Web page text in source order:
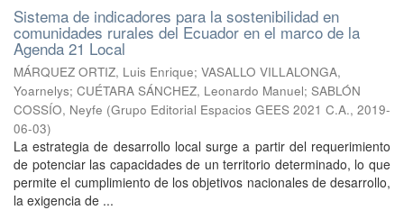
Sistema de indicadores para la sostenibilidad en
comunidades rurales del Ecuador en el marco de la
Agenda 21 Local
MÁRQUEZ ORTIZ, Luis Enrique; VASALLO VILLALONGA,
Yoarnelys; CUÉTARA SÁNCHEZ, Leonardo Manuel; SABLÓN
COSSÍO, Neyfe (Grupo Editorial Espacios GEES 2021 C.A., 2019-
06-03)
La estrategia de desarrollo local surge a partir del requerimiento
de potenciar las capacidades de un territorio determinado, lo que
permite el cumplimiento de los objetivos nacionales de desarrollo,
la exigencia de ...